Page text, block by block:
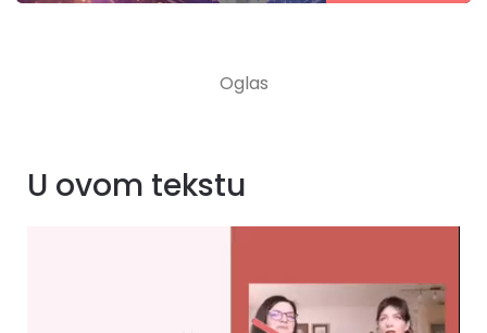
U ovom tekstu